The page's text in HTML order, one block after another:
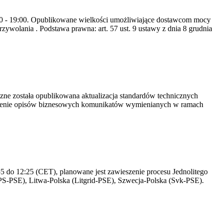
- 19:00. Opublikowane wielkości umożliwiające dostawcom mocy
. Podstawa prawna: art. 57 ust. 9 ustawy z dnia 8 grudnia
została opublikowana aktualizacja standardów technicznych
opisów biznesowych komunikatów wymienianych w ramach
12:25 (CET), planowane jest zawieszenie procesu Jednolitego
PSE), Litwa-Polska (Litgrid-PSE), Szwecja-Polska (Svk-PSE).